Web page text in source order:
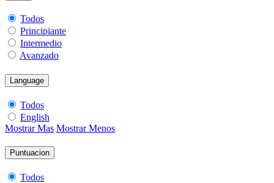
Todos
Principiante
Intermedio
Avanzado
Language
Todos
English
Mostrar Mas Mostrar Menos
Puntuacion
Todos